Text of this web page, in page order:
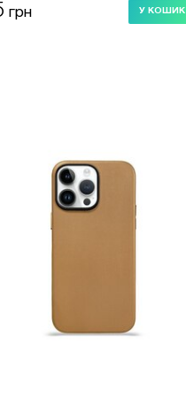
грн У КОШИК